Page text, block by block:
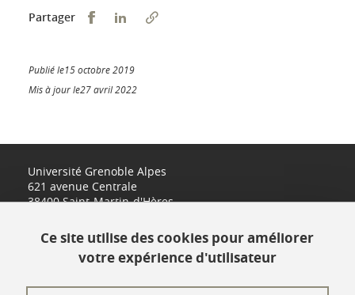
Partager Partager sur Facebook
Partager sur LinkedIn
Publié le15 octobre 2019
Mis à jour le27 avril 2022
Université Grenoble Alpes
621 avenue Centrale
38400 Saint-Martin-d'Hères
Ce site utilise des cookies pour améliorer
votre expérience d'utilisateur